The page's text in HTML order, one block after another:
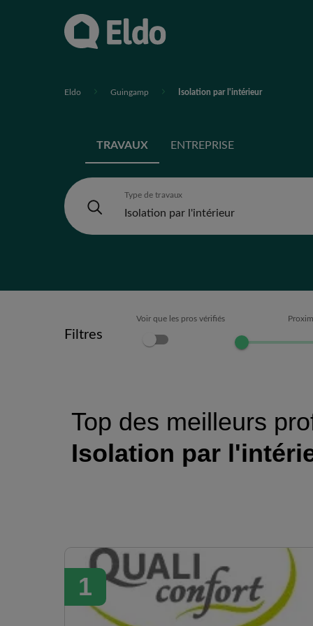
Eldo Guingamp Isolation par l'intérieur
TRAVAUX ENTREPRISE
Type de travaux
Filtres
Voir que les pros vérifiés
Top des meilleurs
Isolation par
1